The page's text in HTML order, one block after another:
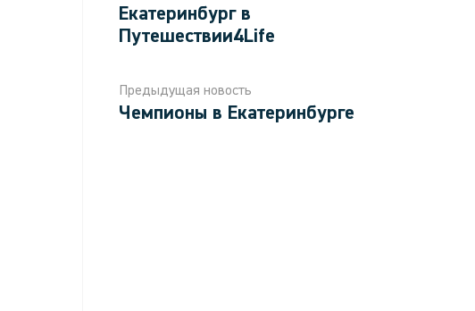
Екатеринбург в
Путешествии4Life
Предыдущая новость
Чемпионы в Екатеринбурге